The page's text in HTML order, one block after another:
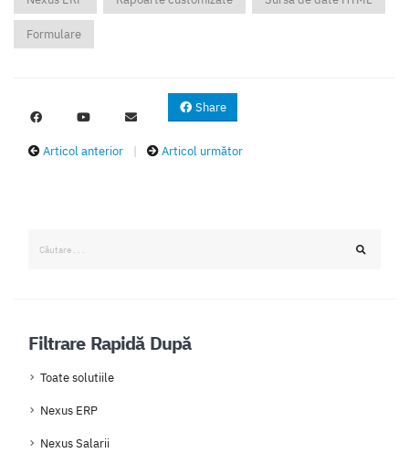
Formulare
Share
Articol anterior | Articol următor
Filtrare Rapidă După
Toate solutiile
Nexus ERP
Nexus Salarii